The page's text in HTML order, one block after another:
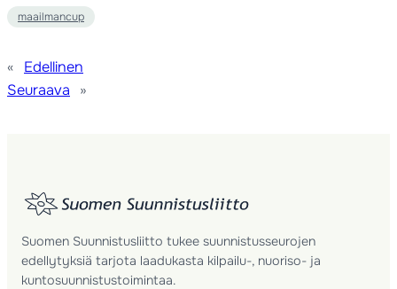
maailmancup
«
Edellinen
Seuraava
»
Suomen Suunnistusliitto tukee suunnistusseurojen
edellytyksiä tarjota laadukasta kilpailu-, nuoriso- ja
kuntosuunnistustoimintaa.